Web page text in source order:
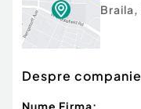
Braila,
Despre companie
Nume Firma: